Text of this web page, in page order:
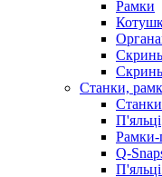
Рамки
Станки,
П'яльці
Рамки-
Q-
П'яльці